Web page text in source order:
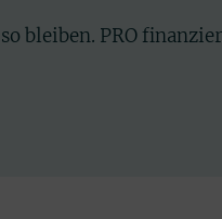
bleiben. PRO